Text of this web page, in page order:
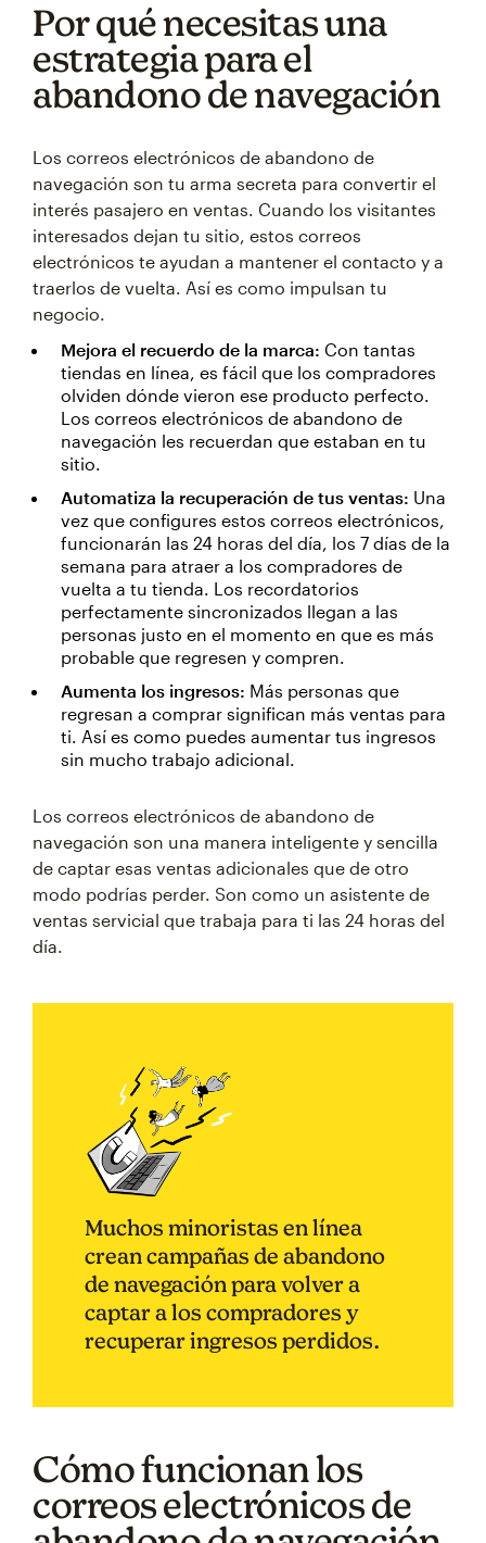
Por qué necesitas una
estrategia para el
abandono de navegación
Los correos electrónicos de abandono de
navegación son tu arma secreta para convertir el
interés pasajero en ventas. Cuando los visitantes
interesados dejan tu sitio, estos correos
electrónicos te ayudan a mantener el contacto y a
traerlos de vuelta. Así es como impulsan tu
negocio.
Mejora el recuerdo de la marca: Con tantas
tiendas en línea, es fácil que los compradores
olviden dónde vieron ese producto perfecto.
Los correos electrónicos de abandono de
navegación les recuerdan que estaban en tu
sitio.
Automatiza la recuperación de tus ventas: Una
vez que configures estos correos electrónicos,
funcionarán las 24 horas del día, los 7 días de la
semana para atraer a los compradores de
vuelta a tu tienda. Los recordatorios
perfectamente sincronizados llegan a las
personas justo en el momento en que es más
probable que regresen y compren.
Aumenta los ingresos: Más personas que
regresan a comprar significan más ventas para
ti. Así es como puedes aumentar tus ingresos
sin mucho trabajo adicional.
Los correos electrónicos de abandono de
navegación son una manera inteligente y sencilla
de captar esas ventas adicionales que de otro
modo podrías perder. Son como un asistente de
ventas servicial que trabaja para ti las 24 horas del
día.
Muchos minoristas en línea
crean campañas de abandono
de navegación para volver a
captar a los compradores y
recuperar ingresos perdidos.
Cómo funcionan los
correos electrónicos de